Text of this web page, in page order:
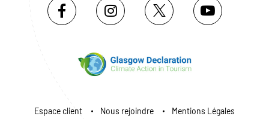
Espace client Nous rejoindre Mentions Légales